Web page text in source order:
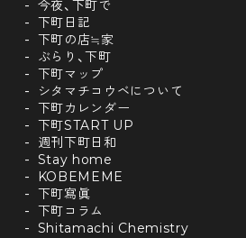
今夜、下町で
下町日記
下町の店≒家
ぶらり、下町
下町マップ
シタマチコウベについて
下町カレンダー
下町START UP
週刊下町日和
Stay home
KOBEMEME
下町寫眞
下町コラム
Shitamachi Chemistry